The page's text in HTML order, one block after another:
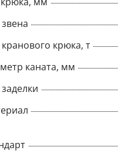
крюка, т
каната, мм